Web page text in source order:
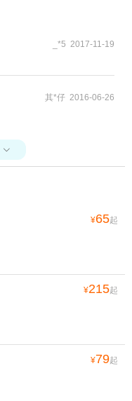
_*5 2017-11-19
其*仔 2016-06-26

¥65起
¥215起
¥79起